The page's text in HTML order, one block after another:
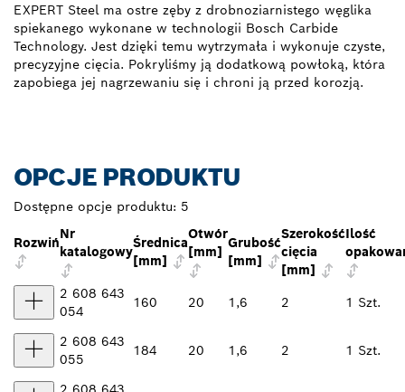
EXPERT Steel ma ostre zęby z drobnoziarnistego węglika
spiekanego wykonane w technologii Bosch Carbide
Technology. Jest dzięki temu wytrzymała i wykonuje czyste,
precyzyjne cięcia. Pokryliśmy ją dodatkową powłoką, która
zapobiega jej nagrzewaniu się i chroni ją przed korozją.
OPCJE PRODUKTU
Dostępne opcje produktu: 5
Rozwiń
Nr
katalogowy
Średnica
[mm]
Otwór
[mm]
Grubość
[mm]
Szerokość
cięcia
[mm]
Ilość
2 608 643
054
160 20 1,6 2 1 Szt.
2 608 643
055
184 20 1,6 2 1 Szt.